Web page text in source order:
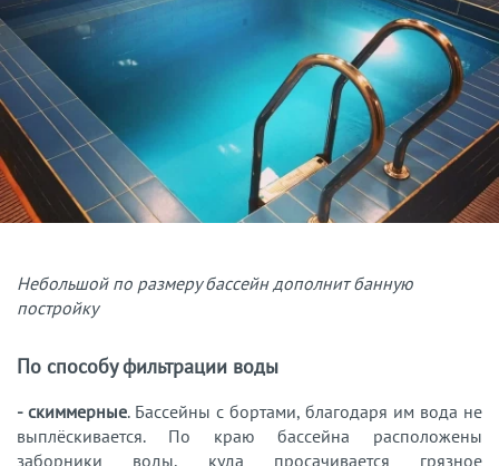
Небольшой по размеру бассейн дополнит банную
постройку
По способу фильтрации воды
- скиммерные. Бассейны с бортами, благодаря им вода не
выплёскивается. По краю бассейна расположены
заборники воды, куда просачивается грязное